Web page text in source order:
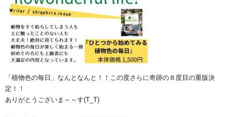
「植物色の毎日」なんとなんと！！この度さらに奇跡の８度目の重版決
定！！
ありがとうございま～～す(T_T)